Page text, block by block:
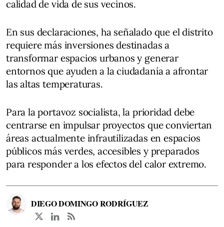
calidad de vida de sus vecinos.
En sus declaraciones, ha señalado que el distrito
requiere más inversiones destinadas a
transformar espacios urbanos y generar
entornos que ayuden a la ciudadanía a afrontar
las altas temperaturas.
Para la portavoz socialista, la prioridad debe
centrarse en impulsar proyectos que conviertan
áreas actualmente infrautilizadas en espacios
públicos más verdes, accesibles y preparados
para responder a los efectos del calor extremo.
DIEGO DOMINGO RODRÍGUEZ